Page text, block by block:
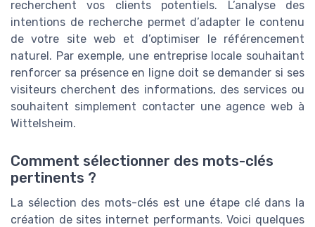
recherchent vos clients potentiels. L’analyse des
intentions de recherche permet d’adapter le contenu
de votre site web et d’optimiser le référencement
naturel. Par exemple, une entreprise locale souhaitant
renforcer sa présence en ligne doit se demander si ses
visiteurs cherchent des informations, des services ou
souhaitent simplement contacter une agence web à
Wittelsheim.
Comment sélectionner des mots-clés
pertinents ?
La sélection des mots-clés est une étape clé dans la
création de sites internet performants. Voici quelques